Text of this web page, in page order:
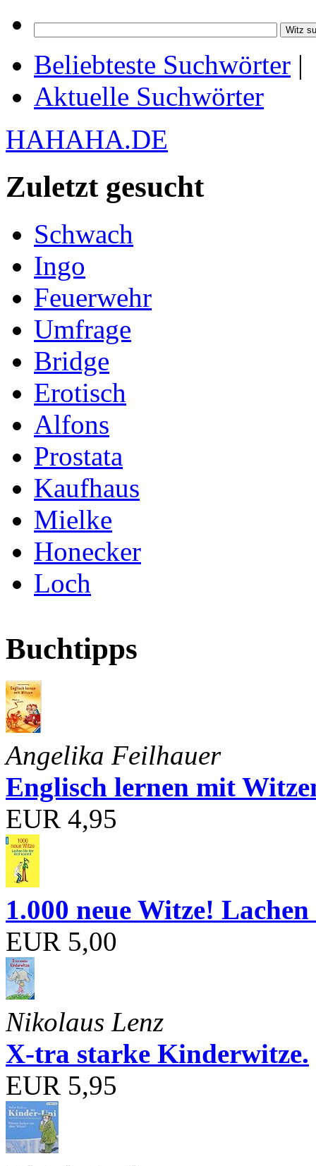
Beliebteste Suchwörter |
Aktuelle Suchwörter
HAHAHA.DE
Zuletzt gesucht
Schwach
Ingo
Feuerwehr
Umfrage
Bridge
Erotisch
Alfons
Prostata
Kaufhaus
Mielke
Honecker
Loch
Buchtipps
Angelika Feilhauer
Englisch lernen mit
EUR 4,95
1.000 neue Witze!
EUR 5,00
Nikolaus Lenz
X-tra starke Kinderwitze.
EUR 5,95